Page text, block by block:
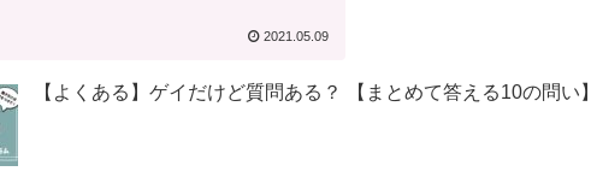
2021.05.09
【よくある】ゲイだけど質問ある？ 【まとめて答える10の問い】